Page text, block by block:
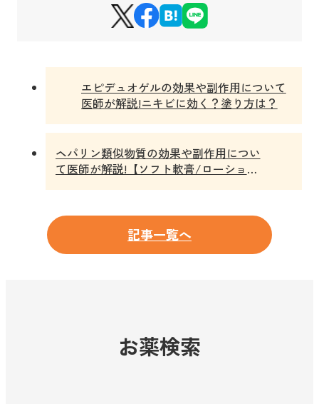
エピデュオゲルの効果や副作用について
医師が解説!ニキビに効く？塗り方は？
ヘパリン類似物質の効果や副作用につい
て医師が解説!【ソフト軟膏/ローション/
記事一覧へ
お薬検索